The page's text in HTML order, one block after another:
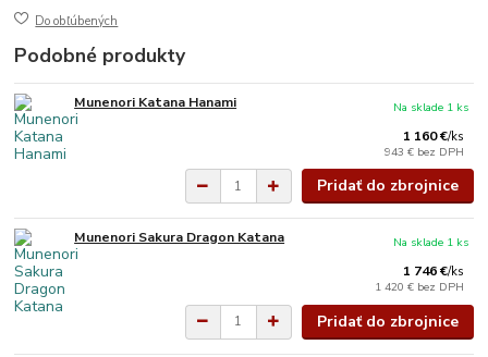
Do obľúbených
Podobné produkty
Munenori Katana Hanami
1 160 €/ks
943 € bez DPH
Na sklade 1 ks
Pridať do zbrojnice
Munenori Sakura Dragon Katana
1 746 €/ks
1 420 € bez DPH
Na sklade 1 ks
Pridať do zbrojnice